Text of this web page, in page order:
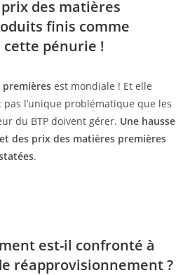
des matières
finis comme
cette pénurie !
est mondiale ! Et elle
pas l’unique problématique que les
du BTP doivent gérer. Une hausse
des prix des matières premières
.
est-il confronté à
réapprovisionnement ?